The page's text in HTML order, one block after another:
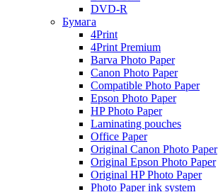
DVD-R
Бумага
4Print
4Print Premium
Barva Photo Paper
Canon Photo Paper
Compatible Photo Paper
Epson Photo Paper
HP Photo Paper
Laminating pouches
Office Paper
Original Canon Photo Paper
Original Epson Photo Paper
Original HP Photo Paper
Photo Paper ink system